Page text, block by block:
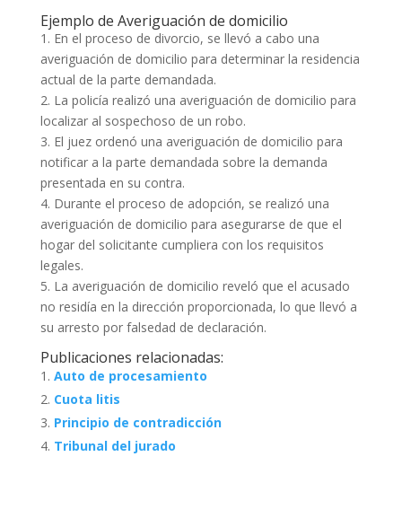
Ejemplo de Averiguación de domicilio
1. En el proceso de divorcio, se llevó a cabo una
averiguación de domicilio para determinar la residencia
actual de la parte demandada.
2. La policía realizó una averiguación de domicilio para
localizar al sospechoso de un robo.
3. El juez ordenó una averiguación de domicilio para
notificar a la parte demandada sobre la demanda
presentada en su contra.
4. Durante el proceso de adopción, se realizó una
averiguación de domicilio para asegurarse de que el
hogar del solicitante cumpliera con los requisitos
legales.
5. La averiguación de domicilio reveló que el acusado
no residía en la dirección proporcionada, lo que llevó a
su arresto por falsedad de declaración.
Publicaciones relacionadas:
Auto de procesamiento
Cuota litis
Principio de contradicción
Tribunal del jurado